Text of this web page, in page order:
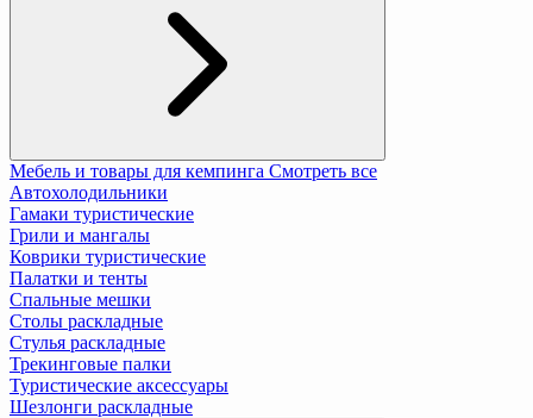
Мебель и товары для кемпинга Смотреть все
Автохолодильники
Гамаки туристические
Грили и мангалы
Коврики туристические
Палатки и тенты
Спальные мешки
Столы раскладные
Стулья раскладные
Трекинговые палки
Туристические аксессуары
Шезлонги раскладные